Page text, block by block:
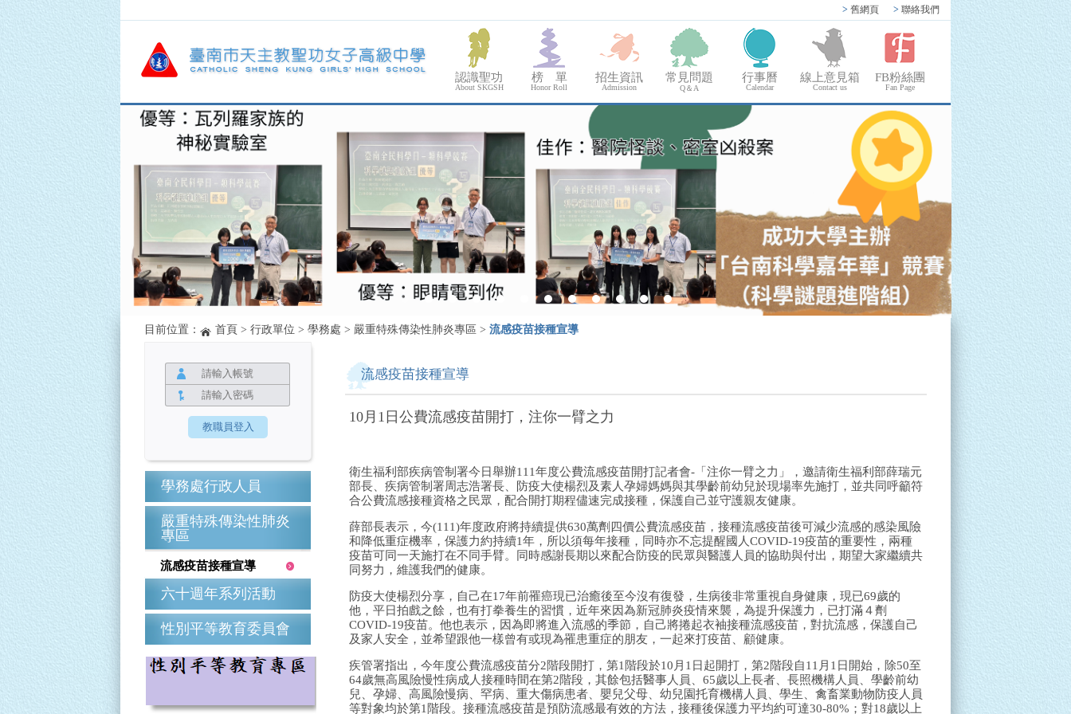
> 舊網頁 > 聯絡我們
認識聖功
About SKGSH
榜 單
Honor Roll
招生資訊
Admission
常見問題
Q＆A
行事曆
Calendar
線上意見箱
Contact us
FB粉絲團
Fan Page
目前位置： 首頁 > 行政單位 > 學務處 > 嚴重特殊傳染性肺炎專區 > 流感疫苗接種宣導
學務處行政人員
嚴重特殊傳染性肺炎
專區
流感疫苗接種宣導
六十週年系列活動
性別平等教育委員會
流感疫苗接種宣導
10月1日公費流感疫苗開打，注你一臂之力
衛生福利部疾病管制署今日舉辦111年度公費流感疫苗開打記者會-「注你一臂之力」，邀請衛生福利部薛瑞元
部長、疾病管制署周志浩署長、防疫大使楊烈及素人孕婦媽媽與其學齡前幼兒於現場率先施打，並共同呼籲符
合公費流感接種資格之民眾，配合開打期程儘速完成接種，保護自己並守護親友健康。
薛部長表示，今(111)年度政府將持續提供630萬劑四價公費流感疫苗，接種流感疫苗後可減少流感的感染風險
和降低重症機率，保護力約持續1年，所以須每年接種，同時亦不忘提醒國人COVID-19疫苗的重要性，兩種
疫苗可同一天施打在不同手臂。同時感謝長期以來配合防疫的民眾與醫護人員的協助與付出，期望大家繼續共
同努力，維護我們的健康。
防疫大使楊烈分享，自己在17年前罹癌現已治癒後至今沒有復發，生病後非常重視自身健康，現已69歲的
他，平日拍戲之餘，也有打拳養生的習慣，近年來因為新冠肺炎疫情來襲，為提升保護力，已打滿４劑
COVID-19疫苗。他也表示，因為即將進入流感的季節，自己將捲起衣袖接種流感疫苗，對抗流感，保護自己
及家人安全，並希望跟他一樣曾有或現為罹患重症的朋友，一起來打疫苗、顧健康。
疾管署指出，今年度公費流感疫苗分2階段開打，第1階段於10月1日起開打，第2階段自11月1日開始，除50至
64歲無高風險慢性病成人接種時間在第2階段，其餘包括醫事人員、65歲以上長者、長照機構人員、學齡前幼
兒、孕婦、高風險慢病、罕病、重大傷病患者、嬰兒父母、幼兒園托育機構人員、學生、禽畜業動物防疫人員
等對象均於第1階段。接種流感疫苗是預防流感最有效的方法，接種後保護力平均約可達30-80%；對18歲以上